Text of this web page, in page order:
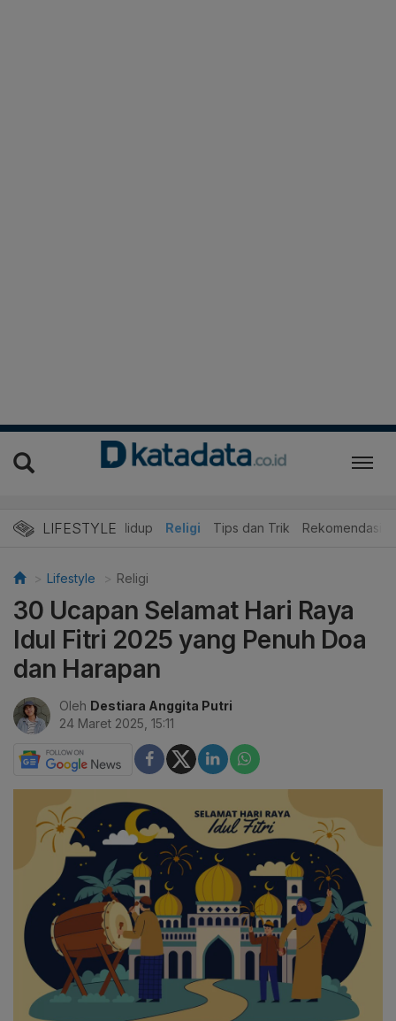
LIFESTYLE
Edukasi Gaya Hidup Religi Tips dan Trik Rekomendasi
Lifestyle Religi
30 Ucapan Selamat Hari Raya
Idul Fitri 2025 yang Penuh Doa
dan Harapan
Oleh Destiara Anggita Putri
24 Maret 2025, 15:11